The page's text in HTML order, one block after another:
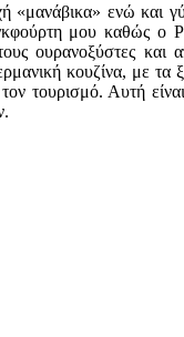
«μανάβικα» ενώ και
μου καθώς ο
ουρανοξύστες και
κουζίνα, με τα
τουρισμό. Αυτή